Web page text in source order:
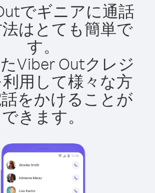
でギニアに通話
はとても簡単で
す。
Viber Outクレジ
用して様々な方
をかけることが
できます。